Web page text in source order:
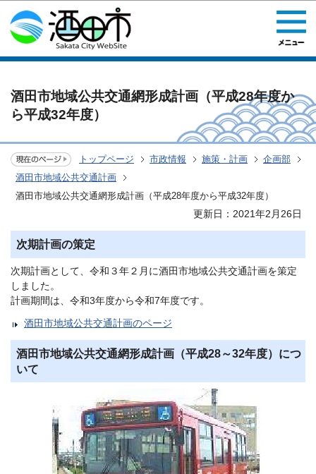
このページの本文へ移動
酒田市地域公共交通網形成計画（平成28年度か
ら平成32年度）
トップページ 市政情報 施策・計画
企画部
酒田市地域公共交通計画
酒田市地域公共交通網形成計画（平成28年度から平成32年度）
更新日：2021年2月26日
次期計画の策定
次期計画として、令和３年２月に酒田市地域公共交通計画を策定
しました。
計画期間は、令和3年度から令和7年度です。
酒田市地域公共交通計画のページ
酒田市地域公共交通網形成計画（平成28～32年度）につ
いて